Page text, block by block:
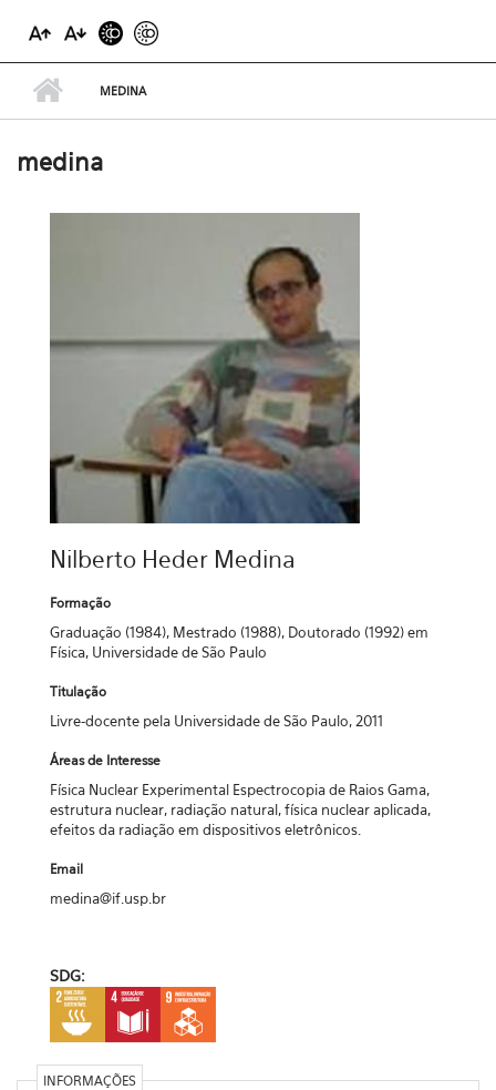
MEDINA
medina
Nilberto Heder Medina
Formação
Graduação (1984), Mestrado (1988), Doutorado (1992) em
Física, Universidade de São Paulo
Titulação
Livre-docente pela Universidade de São Paulo, 2011
Áreas de Interesse
Física Nuclear Experimental Espectrocopia de Raios Gama,
estrutura nuclear, radiação natural, física nuclear aplicada,
efeitos da radiação em dispositivos eletrônicos.
Email
medina@if.usp.br
SDG:
INFORMAÇÕES